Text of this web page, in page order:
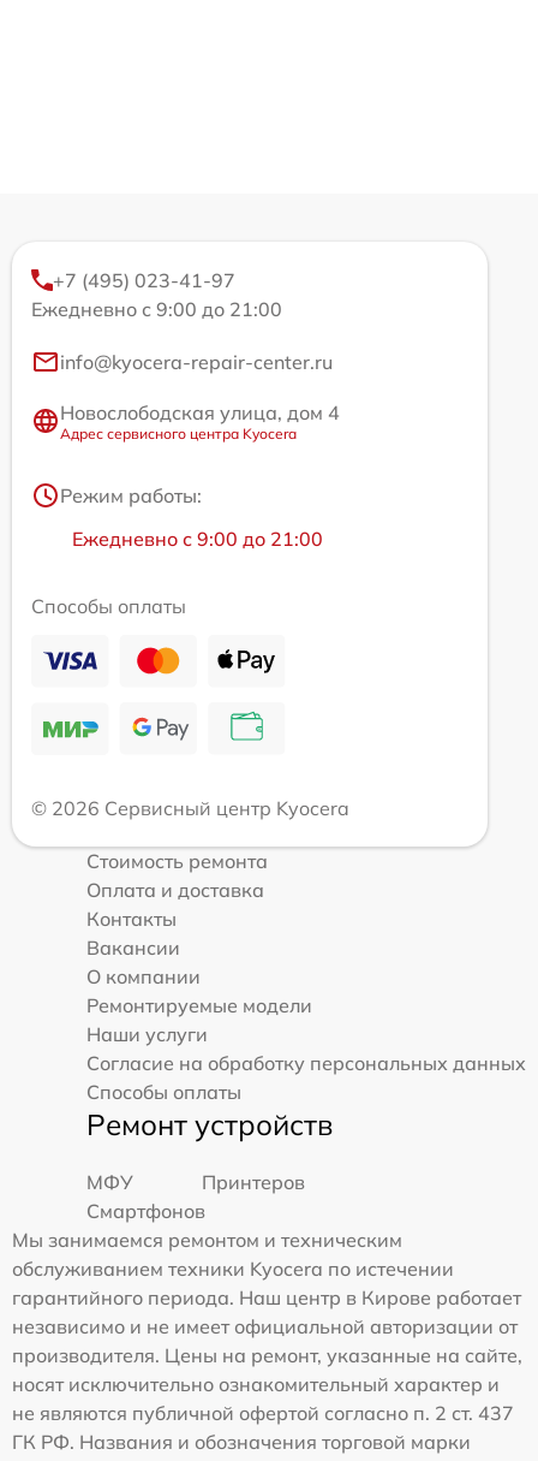
+7 (495) 023-41-97
Ежедневно с 9:00 до 21:00
info@kyocera-repair-center.ru
Новослободская улица, дом 4
Адрес сервисного центра Kyocera
Режим работы:
Ежедневно с 9:00 до 21:00
Способы оплаты
© 2026 Сервисный центр Kyocera
Стоимость ремонта
Оплата и доставка
Контакты
Вакансии
О компании
Ремонтируемые модели
Наши услуги
Согласие на обработку персональных данных
Способы оплаты
Ремонт устройств
МФУ
Принтеров
Смартфонов
Мы занимаемся ремонтом и техническим
обслуживанием техники Kyocera по истечении
гарантийного периода. Наш центр в Кирове работает
независимо и не имеет официальной авторизации от
производителя. Цены на ремонт, указанные на сайте,
носят исключительно ознакомительный характер и
не являются публичной офертой согласно п. 2 ст. 437
ГК РФ. Названия и обозначения торговой марки